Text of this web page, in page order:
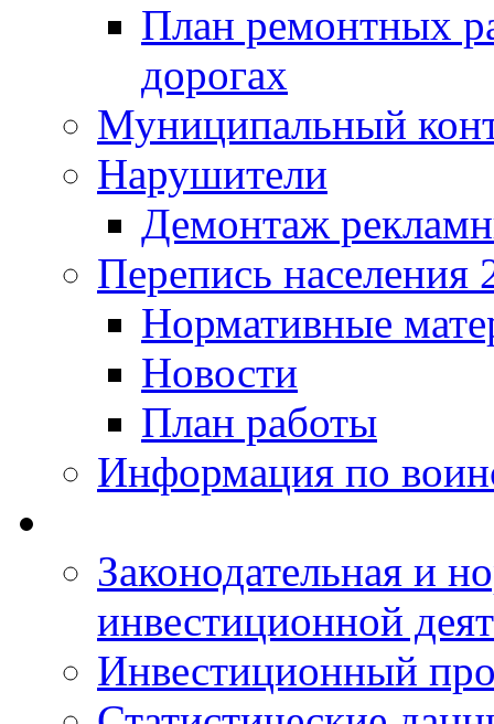
План ремонтных
дорогах
Муниципальный
Нарушители
Демонтаж
Перепись населения
Нормативные
Новости
План работы
Информация по
Законодательная и
инвестиционной
Инвестиционный